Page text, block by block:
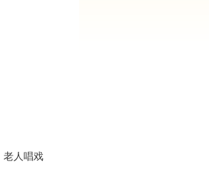
老人唱戏